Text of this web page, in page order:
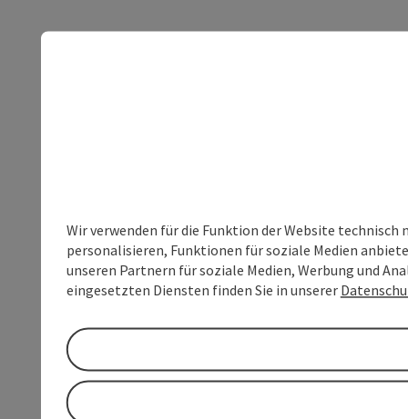
Wir verwenden für die Funktion der Website
personalisieren, Funktionen für soziale Medien
unseren Partnern für soziale Medien, Werbung und
eingesetzten Diensten finden Sie in unserer